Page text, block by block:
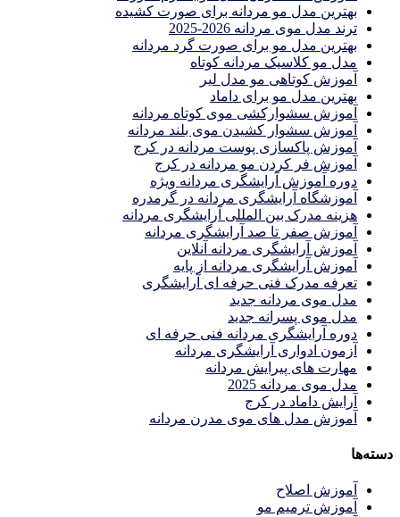
بهترین مدل مو مردانه برای صورت کشیده
ترند مدل موی مردانه 2026-2025
بهترين مدل مو براى صورت گرد مردانه
مدل مو کلاسیک مردانه کوتاه
آموزش کوتاهی مو مدل لیر
بهترین مدل مو برای داماد
آموزش سشوارکشی موی کوتاه مردانه
آموزش سشوار کشیدن موی بلند مردانه
آموزش پاکسازی پوست مردانه در کرج
آموزش فر کردن مو مردانه در کرج
دوره آموزش آرایشگری مردانه ویژه
آموزشگاه آرایشگری مردانه در گرمدره
هزینه مدرک بین المللی آرایشگری مردانه
آموزش صفر تا صد آرایشگری مردانه
آموزش آرایشگری مردانه آنلاین
آموزش آرایشگری مردانه از پایه
تعرفه مدرک فنی حرفه ای آرایشگری
مدل موی مردانه جدید
مدل موی پسرانه جدید
دوره آرایشگری مردانه فنی حرفه ای
آزمون ادواری آرایشگری مردانه
مهارت های پیرایش مردانه
مدل موی مردانه 2025
آرایش داماد در کرج
آموزش مدل های موی مدرن مردانه
دسته‌ها
آموزش اصلاح
آموزش ترمیم مو